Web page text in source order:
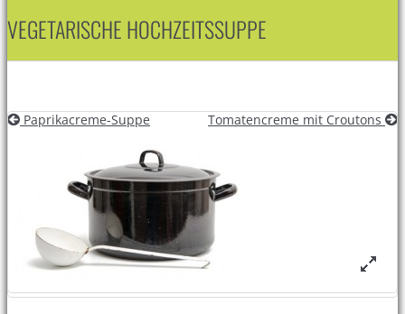
VEGETARISCHE HOCHZEITSSUPPE
Paprikacreme-Suppe Tomatencreme mit Croutons